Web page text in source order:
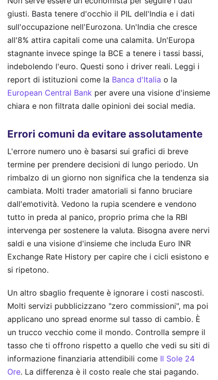
giusti. Basta tenere d'occhio il PIL dell'India e i dati
sull'occupazione nell'Eurozona. Un'India che cresce
all'8% attira capitali come una calamita. Un'Europa
stagnante invece spinge la BCE a tenere i tassi bassi,
indebolendo l'euro. Questi sono i driver reali. Leggi i
report di istituzioni come la Banca d'Italia o la
European Central Bank per avere una visione d'insieme
chiara e non filtrata dalle opinioni dei social media.
Errori comuni da evitare assolutamente
L'errore numero uno è basarsi sui grafici di breve
termine per prendere decisioni di lungo periodo. Un
rimbalzo di un giorno non significa che la tendenza sia
cambiata. Molti trader amatoriali si fanno bruciare
dall'emotività. Vedono la rupia scendere e vendono
tutto in preda al panico, proprio prima che la RBI
intervenga per sostenere la valuta. Bisogna avere nervi
saldi e una visione d'insieme che includa Euro INR
Exchange Rate History per capire che i cicli esistono e
si ripetono.
Un altro sbaglio frequente è ignorare i costi nascosti.
Molti servizi pubblicizzano "zero commissioni", ma poi
applicano uno spread enorme sul tasso di cambio. È
un trucco vecchio come il mondo. Controlla sempre il
tasso che ti offrono rispetto a quello che vedi su siti di
informazione finanziaria attendibili come Il Sole 24
Ore. La differenza è il costo reale che stai pagando.